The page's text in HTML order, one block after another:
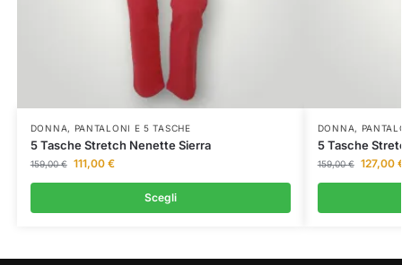
DONNA, PANTALONI E 5 TASCHE
5 Tasche Stretch Nenette Sierra
159,00€ 111,00 €
Scegli
DONNA,
5 Tasche
159,00€ 127,00